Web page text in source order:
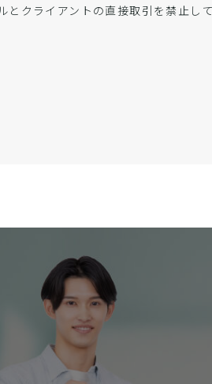
クライアントの直接取引を禁止し